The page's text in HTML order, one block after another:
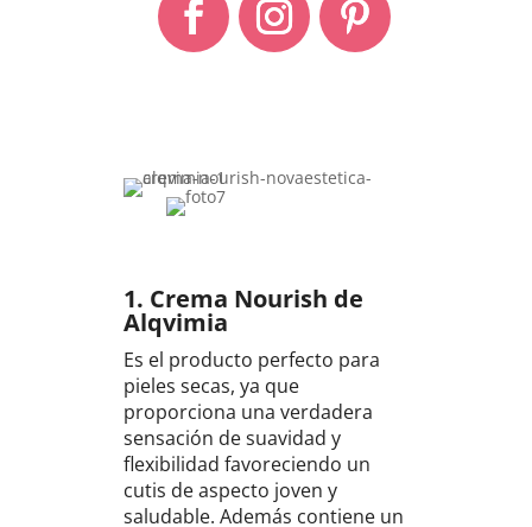
1. Crema Nourish de
Alqvimia
Es el producto perfecto para
pieles secas, ya que
proporciona una verdadera
sensación de suavidad y
flexibilidad favoreciendo un
cutis de aspecto joven y
saludable. Además contiene un